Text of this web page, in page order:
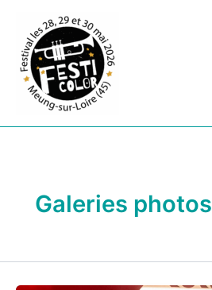
contenu
Galeries photos